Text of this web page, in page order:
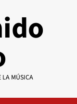
LA MÚSICA